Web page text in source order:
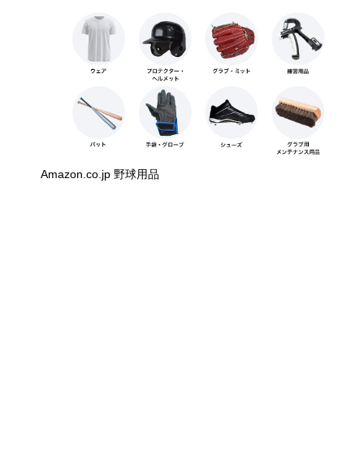
Amazon.co.jp 野球用品